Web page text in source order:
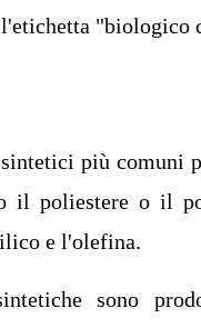
l'etichetta "biologico
più comuni
il poliestere o il
e l'olefina.
sono